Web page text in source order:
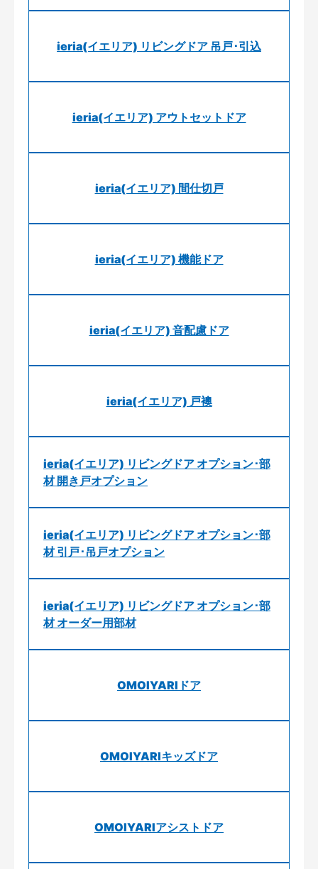
ieria(イエリア) リビングドア 吊戸･引込
ieria(イエリア) アウトセットドア
ieria(イエリア) 間仕切戸
ieria(イエリア) 機能ドア
ieria(イエリア) 音配慮ドア
ieria(イエリア) 戸襖
ieria(イエリア) リビングドア オプション･部
材 開き戸オプション
ieria(イエリア) リビングドア オプション･部
材 引戸･吊戸オプション
ieria(イエリア) リビングドア オプション･部
材 オーダー用部材
OMOIYARIドア
OMOIYARIキッズドア
OMOIYARIアシストドア